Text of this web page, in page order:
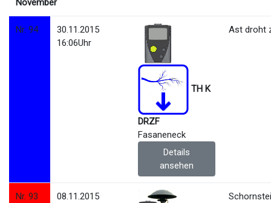
November
Nr. 94
30.11.2015
16:06Uhr
TH K
DRZF
Fasaneneck
Details
ansehen
Ast droht
Nr. 93
08.11.2015